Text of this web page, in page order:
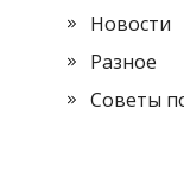
Новости
Разное
Советы